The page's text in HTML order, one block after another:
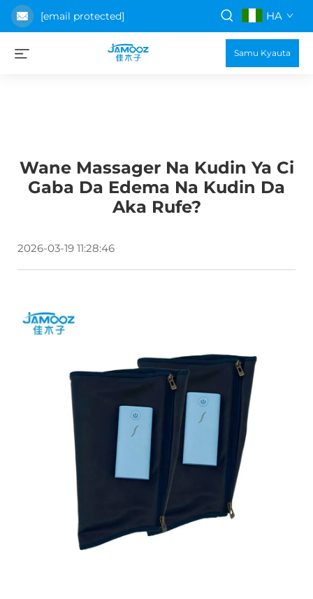
[email protected] HA
Samu Kyauta
Wane Massager Na Kudin Ya Ci
Gaba Da Edema Na Kudin Da
Aka Rufe?
2026-03-19 11:28:46